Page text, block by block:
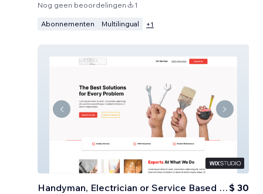
Nog geen beoordelingen 1
Abonnementen Multilingual +1
Handyman, Electrician or Service Based Business $ 30